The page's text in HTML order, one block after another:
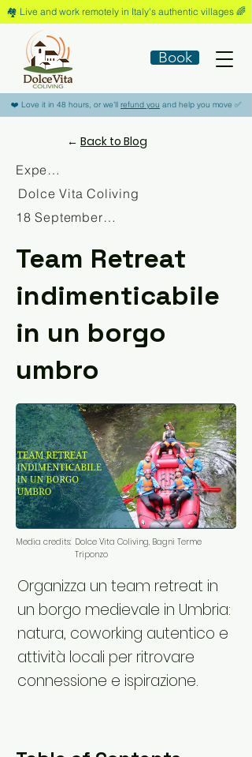
🏘️​ Live and work remotely in Italy's authentic villages 🌈​
Book
​❤️​ Love it in 48 hours, or we'll refund you and help you move ​✅​
← Back to Blog
Experience
Dolce Vita Coliving
18 September 2025
Team Retreat
indimenticabile
in un borgo
umbro
Media credits: Dolce Vita Coliving, Bagni Terme
Triponzo
Organizza un team retreat in
un borgo medievale in Umbria:
natura, coworking autentico e
attività locali per ritrovare
connessione e ispirazione.